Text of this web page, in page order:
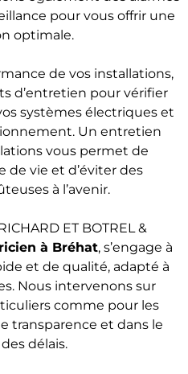
pour vous offrir une
optimale.
de vos installations,
d’entretien pour vérifier
systèmes électriques et
Un entretien
vous permet de
de vie et d’éviter des
à l’avenir.
ET BOTREL &
à Bréhat, s’engage à
et de qualité, adapté à
Nous intervenons sur
comme pour les
transparence et dans le
délais.